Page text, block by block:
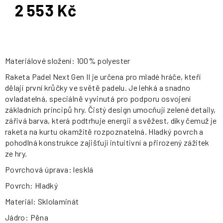
2 553 Kč
Měrná
Materiálové složení: 100% polyester
Raketa Padel Next Gen II je určena pro mladé hráče, kteří
dělají první krůčky ve světě padelu. Je lehká a snadno
ovladatelná, speciálně vyvinutá pro podporu osvojení
základních principů hry. Čistý design umocňují zelené detaily,
zářivá barva, která podtrhuje energii a svěžest, díky čemuž je
raketa na kurtu okamžitě rozpoznatelná. Hladký povrch a
pohodlná konstrukce zajišťují intuitivní a přirozený zážitek
ze hry.
Povrchová úprava: lesklá
Povrch: Hladký
Materiál: Sklolaminát
Jádro: Pěna